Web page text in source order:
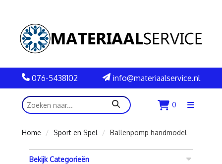
076-5438102 info@materiaalservice.nl
zoeken 0
Menu
Home
Sport en Spel Ballenpomp handmodel
Bekijk Categorieën